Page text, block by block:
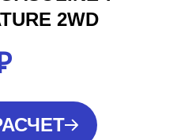
2WD